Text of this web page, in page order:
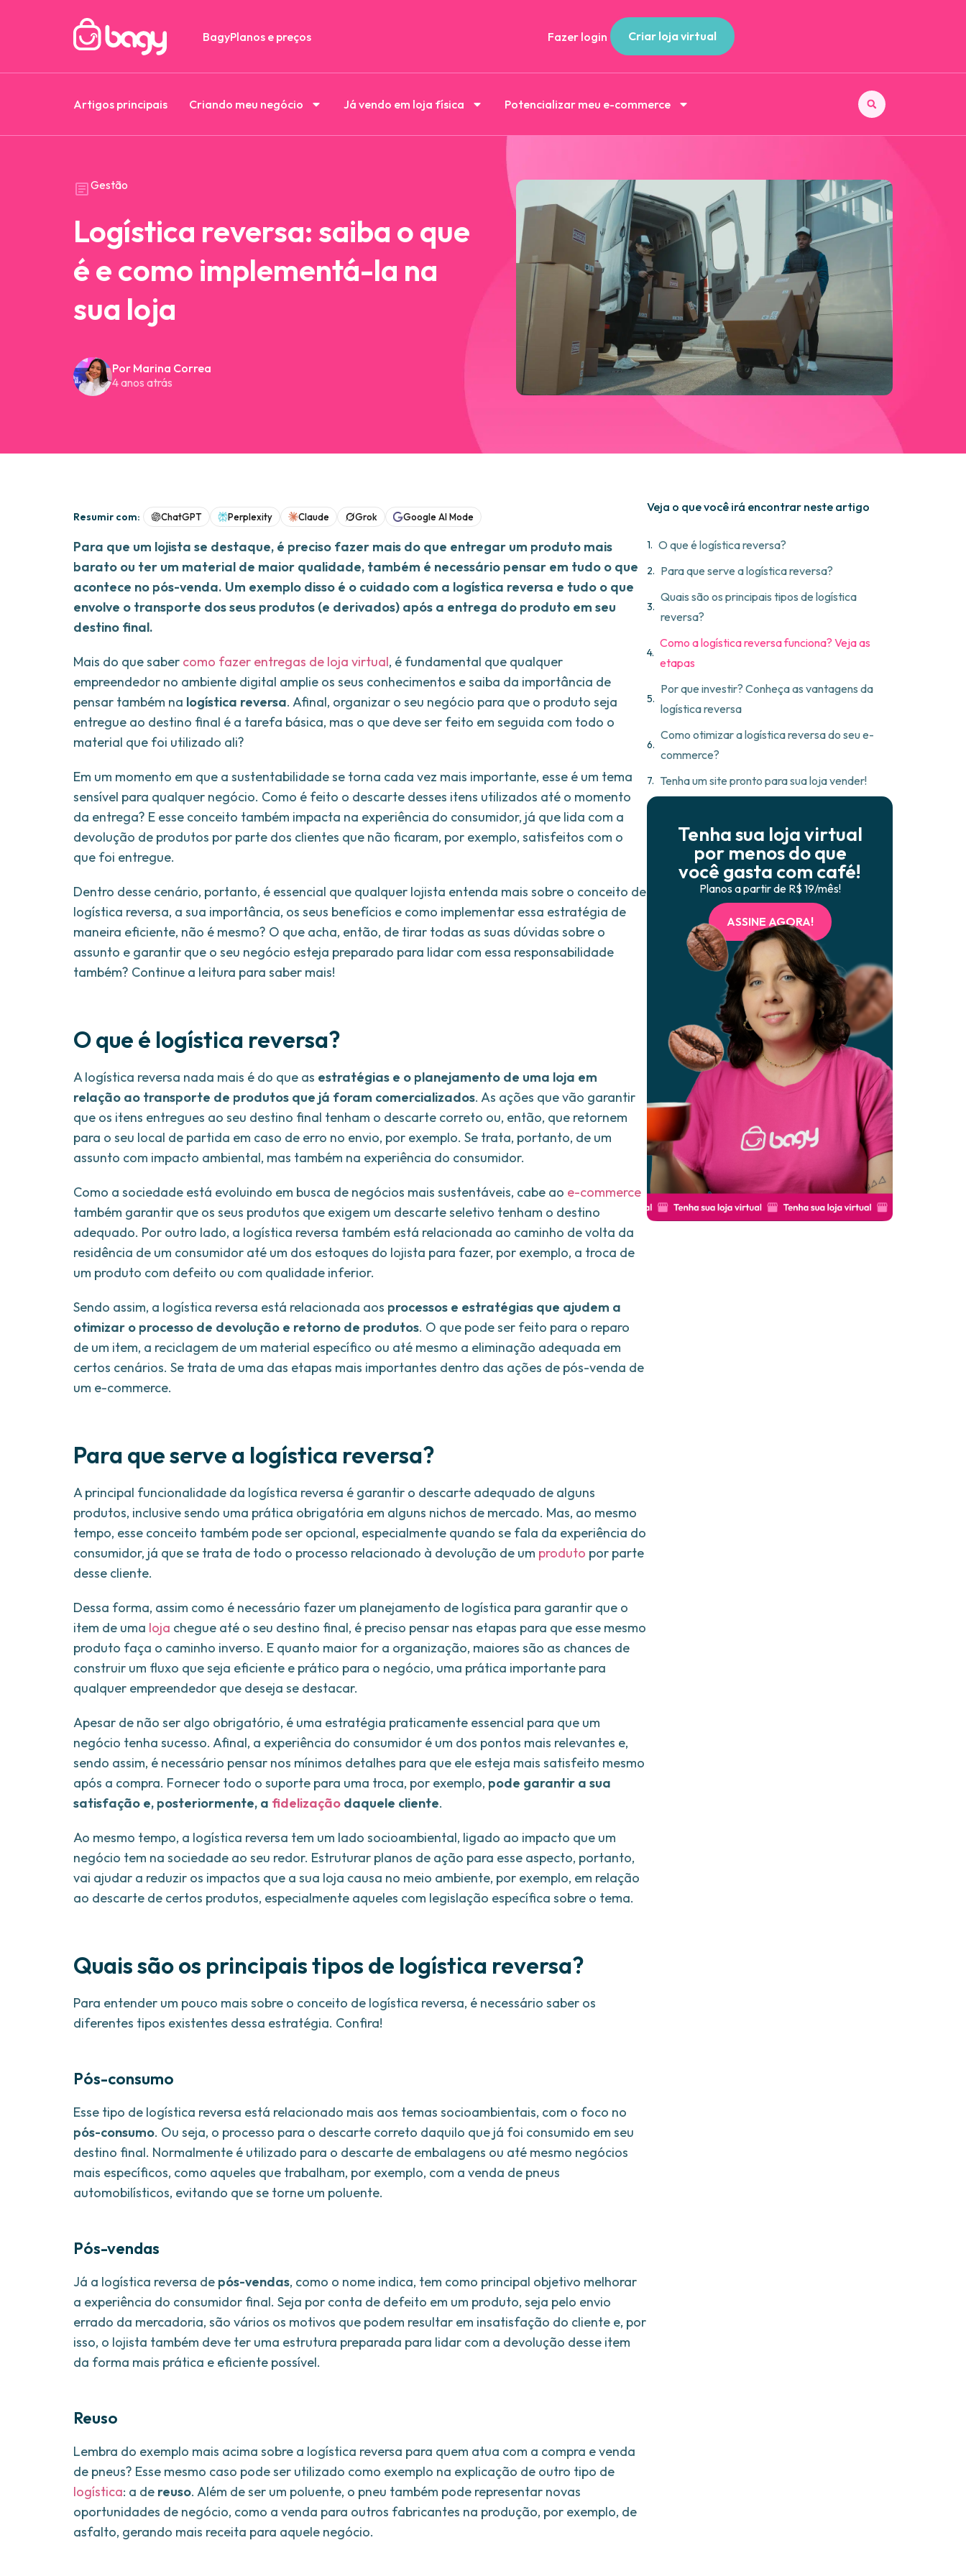
BagyPlanos e preços Fazer login Criar loja virtual
Artigos principais Criando meu negócio Já vendo em loja física Potencializar meu e-commerce
Gestão
Logística reversa: saiba o que
é e como implementá-la na
sua loja
Por Marina Correa
4 anos atrás
Resumir com: ChatGPT Perplexity Claude Grok Google AI Mode
Para que um lojista se destaque, é preciso fazer mais do que entregar um produto mais
barato ou ter um material de maior qualidade, também é necessário pensar em tudo o que
acontece no pós-venda. Um exemplo disso é o cuidado com a logística reversa e tudo o que
envolve o transporte dos seus produtos (e derivados) após a entrega do produto em seu
destino final.
Mais do que saber como fazer entregas de loja virtual, é fundamental que qualquer
empreendedor no ambiente digital amplie os seus conhecimentos e saiba da importância de
pensar também na logística reversa. Afinal, organizar o seu negócio para que o produto seja
entregue ao destino final é a tarefa básica, mas o que deve ser feito em seguida com todo o
material que foi utilizado ali?
Em um momento em que a sustentabilidade se torna cada vez mais importante, esse é um tema
sensível para qualquer negócio. Como é feito o descarte desses itens utilizados até o momento
da entrega? E esse conceito também impacta na experiência do consumidor, já que lida com a
devolução de produtos por parte dos clientes que não ficaram, por exemplo, satisfeitos com o
que foi entregue.
Dentro desse cenário, portanto, é essencial que qualquer lojista entenda mais sobre o conceito de
logística reversa, a sua importância, os seus benefícios e como implementar essa estratégia de
maneira eficiente, não é mesmo? O que acha, então, de tirar todas as suas dúvidas sobre o
assunto e garantir que o seu negócio esteja preparado para lidar com essa responsabilidade
também? Continue a leitura para saber mais!
O que é logística reversa?
A logística reversa nada mais é do que as estratégias e o planejamento de uma loja em
relação ao transporte de produtos que já foram comercializados. As ações que vão garantir
que os itens entregues ao seu destino final tenham o descarte correto ou, então, que retornem
para o seu local de partida em caso de erro no envio, por exemplo. Se trata, portanto, de um
assunto com impacto ambiental, mas também na experiência do consumidor.
Como a sociedade está evoluindo em busca de negócios mais sustentáveis, cabe ao e-commerce
também garantir que os seus produtos que exigem um descarte seletivo tenham o destino
adequado. Por outro lado, a logística reversa também está relacionada ao caminho de volta da
residência de um consumidor até um dos estoques do lojista para fazer, por exemplo, a troca de
um produto com defeito ou com qualidade inferior.
Sendo assim, a logística reversa está relacionada aos processos e estratégias que ajudem a
otimizar o processo de devolução e retorno de produtos. O que pode ser feito para o reparo
de um item, a reciclagem de um material específico ou até mesmo a eliminação adequada em
certos cenários. Se trata de uma das etapas mais importantes dentro das ações de pós-venda de
um e-commerce.
Para que serve a logística reversa?
A principal funcionalidade da logística reversa é garantir o descarte adequado de alguns
produtos, inclusive sendo uma prática obrigatória em alguns nichos de mercado. Mas, ao mesmo
tempo, esse conceito também pode ser opcional, especialmente quando se fala da experiência do
consumidor, já que se trata de todo o processo relacionado à devolução de um produto por parte
desse cliente.
Dessa forma, assim como é necessário fazer um planejamento de logística para garantir que o
item de uma loja chegue até o seu destino final, é preciso pensar nas etapas para que esse mesmo
produto faça o caminho inverso. E quanto maior for a organização, maiores são as chances de
construir um fluxo que seja eficiente e prático para o negócio, uma prática importante para
qualquer empreendedor que deseja se destacar.
Apesar de não ser algo obrigatório, é uma estratégia praticamente essencial para que um
negócio tenha sucesso. Afinal, a experiência do consumidor é um dos pontos mais relevantes e,
sendo assim, é necessário pensar nos mínimos detalhes para que ele esteja mais satisfeito mesmo
após a compra. Fornecer todo o suporte para uma troca, por exemplo, pode garantir a sua
satisfação e, posteriormente, a fidelização daquele cliente.
Ao mesmo tempo, a logística reversa tem um lado socioambiental, ligado ao impacto que um
negócio tem na sociedade ao seu redor. Estruturar planos de ação para esse aspecto, portanto,
vai ajudar a reduzir os impactos que a sua loja causa no meio ambiente, por exemplo, em relação
ao descarte de certos produtos, especialmente aqueles com legislação específica sobre o tema.
Quais são os principais tipos de logística reversa?
Para entender um pouco mais sobre o conceito de logística reversa, é necessário saber os
diferentes tipos existentes dessa estratégia. Confira!
Pós-consumo
Esse tipo de logística reversa está relacionado mais aos temas socioambientais, com o foco no
pós-consumo. Ou seja, o processo para o descarte correto daquilo que já foi consumido em seu
destino final. Normalmente é utilizado para o descarte de embalagens ou até mesmo negócios
mais específicos, como aqueles que trabalham, por exemplo, com a venda de pneus
automobilísticos, evitando que se torne um poluente.
Pós-vendas
Já a logística reversa de pós-vendas, como o nome indica, tem como principal objetivo melhorar
a experiência do consumidor final. Seja por conta de defeito em um produto, seja pelo envio
errado da mercadoria, são vários os motivos que podem resultar em insatisfação do cliente e, por
isso, o lojista também deve ter uma estrutura preparada para lidar com a devolução desse item
da forma mais prática e eficiente possível.
Reuso
Lembra do exemplo mais acima sobre a logística reversa para quem atua com a compra e venda
de pneus? Esse mesmo caso pode ser utilizado como exemplo na explicação de outro tipo de
logística: a de reuso. Além de ser um poluente, o pneu também pode representar novas
oportunidades de negócio, como a venda para outros fabricantes na produção, por exemplo, de
asfalto, gerando mais receita para aquele negócio.
Veja o que você irá encontrar neste artigo
O que é logística reversa?
Para que serve a logística reversa?
Quais são os principais tipos de logística
reversa?
Como a logística reversa funciona? Veja as
etapas
Por que investir? Conheça as vantagens da
logística reversa
Como otimizar a logística reversa do seu e-
commerce?
Tenha um site pronto para sua loja vender!
Tenha sua loja virtual
por menos do que
você gasta com café!
Planos a partir de R$ 19/mês!
ASSINE AGORA!